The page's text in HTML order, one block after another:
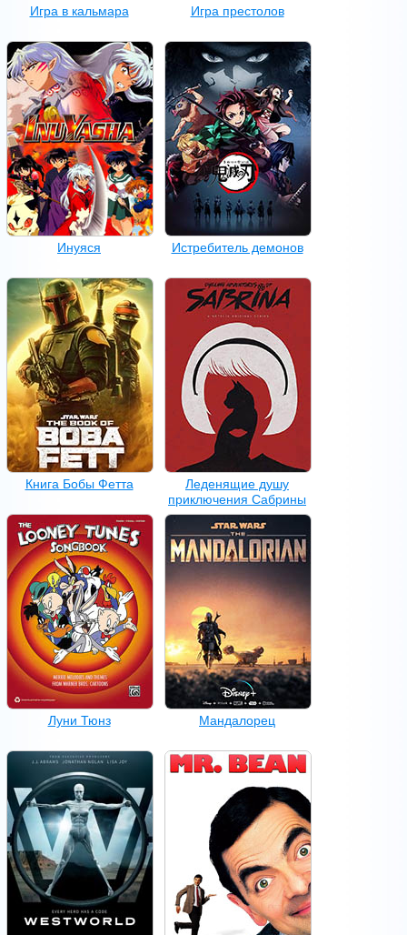
Игра в кальмара Игра престолов
Инуяся Истребитель демонов
Книга Бобы Фетта
Леденящие душу
приключения Сабрины
Луни Тюнз Мандалорец